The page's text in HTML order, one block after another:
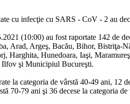
cu infecţie cu SARS - CoV - 2 au
(10:00) au fost raportate 142 de
Arad, Argeş, Bacău, Bihor, Bistriţa-
Harghita, Hunedoara, Iaşi,
Ilfov şi Municipiul Bucureşti.
la categoria de vârstă 40-49 ani, 12
70-79 ani şi 36 decese la categoria de